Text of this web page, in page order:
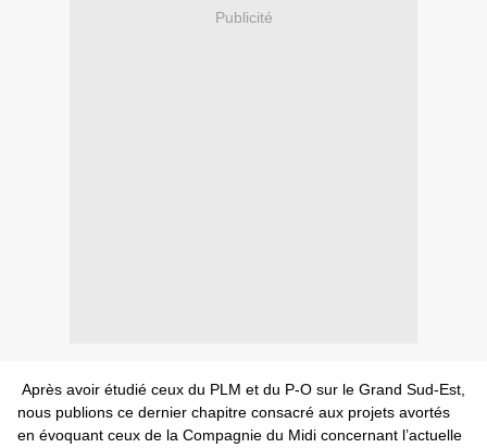
Publicité
Après avoir étudié ceux du PLM et du P-O sur le Grand Sud-Est,
nous publions ce dernier chapitre consacré aux projets avortés
en évoquant ceux de la Compagnie du Midi concernant l’actuelle